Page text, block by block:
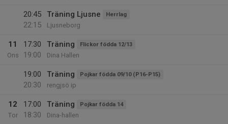
20:45
22:15
Träning Ljusne Herrlag
Ljusneborg
11
Ons
17:30
19:00
Träning Flickor födda 12/13
Dina Hallen
19:00
20:30
Träning Pojkar födda 09/10 (P16-P15)
rengjsö ip
12
Tor
17:00
18:30
Träning Pojkar födda 14
Dina-hallen